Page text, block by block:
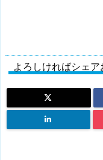
よろしければシェ